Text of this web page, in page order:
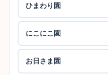
ひまわり園
にこにこ園
お日さま園